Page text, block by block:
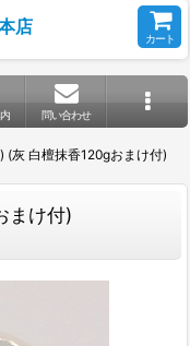
店
カート
問い合わせ
(灰 白檀抹香120gおまけ付)
まけ付)